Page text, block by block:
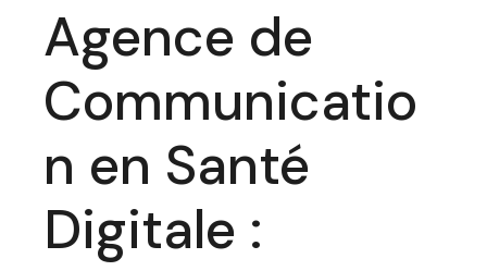
Agence de
Communicatio
n en Santé
Digitale :